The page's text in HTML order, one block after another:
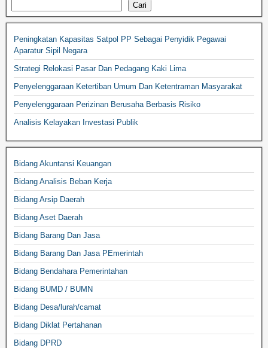
Cari
Peningkatan Kapasitas Satpol PP Sebagai Penyidik Pegawai
Aparatur Sipil Negara
Strategi Relokasi Pasar Dan Pedagang Kaki Lima
Penyelenggaraan Ketertiban Umum Dan Ketentraman Masyarakat
Penyelenggaraan Perizinan Berusaha Berbasis Risiko
Analisis Kelayakan Investasi Publik
Bidang Akuntansi Keuangan
Bidang Analisis Beban Kerja
Bidang Arsip Daerah
Bidang Aset Daerah
Bidang Barang Dan Jasa
Bidang Barang Dan Jasa PEmerintah
Bidang Bendahara Pemerintahan
Bidang BUMD / BUMN
Bidang Desa/lurah/camat
Bidang Diklat Pertahanan
Bidang DPRD